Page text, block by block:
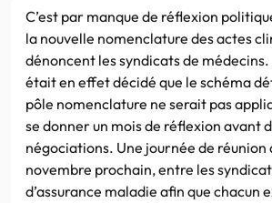
C’est par manque de réflexion
la nouvelle nomenclature des actes
dénoncent les syndicats de
était en effet décidé que le schéma
pôle nomenclature ne serait pas
se donner un mois de réflexion avant
négociations. Une journée de réunion
novembre prochain, entre les
d’assurance maladie afin que chacun